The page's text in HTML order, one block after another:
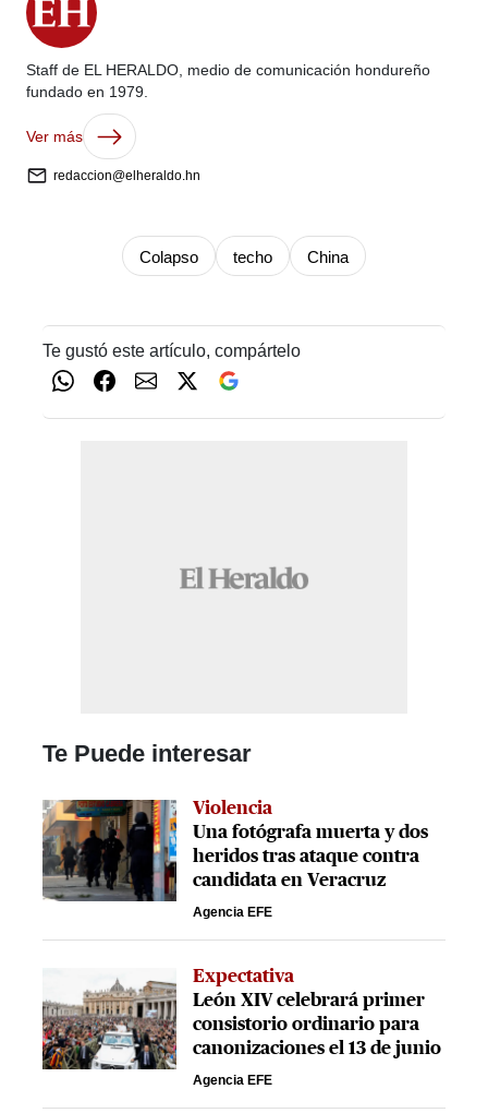
Staff de EL HERALDO, medio de comunicación hondureño
fundado en 1979.
Ver más
redaccion@elheraldo.hn
Colapso techo China
Te gustó este artículo, compártelo
Te Puede interesar
Violencia
Una fotógrafa muerta y dos
heridos tras ataque contra
candidata en Veracruz
Agencia EFE
Expectativa
León XIV celebrará primer
consistorio ordinario para
canonizaciones el 13 de junio​​​​
Agencia EFE